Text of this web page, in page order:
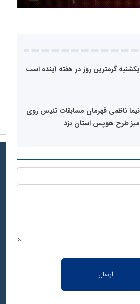
یکشنبه گرمترین روز در هفته آینده است
نیما ناظمی قهرمان مسابقات تنیس روی
میز طرح هوپس استان یزد